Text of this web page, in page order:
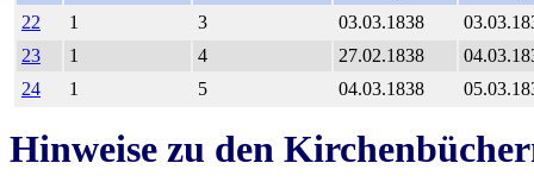
22
1 3 03.03.1838
23
1 4 27.02.1838
24
1 5 04.03.1838
Hinweise zu den